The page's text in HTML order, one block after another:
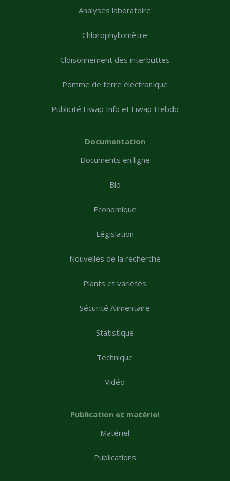
Analyses laboratoire
Chlorophyllomètre
Cloisonnement des interbuttes
Pomme de terre électronique
Publicité Fiwap Info et Fiwap Hebdo
Documentation
Documents en ligne
Bio
Economique
Législation
Nouvelles de la recherche
Plants et variétés
Sécurité Alimentaire
Statistique
Technique
Vidéo
Publication et matériel
Matériel
Publications